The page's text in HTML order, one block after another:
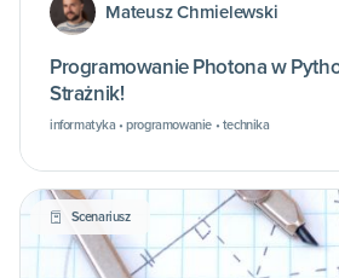
Mateusz Chmielewski
Programowanie Photona w
Strażnik!
informatyka • programowanie • technika
Scenariusz